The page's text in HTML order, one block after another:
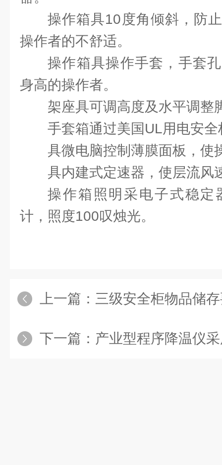
操作箱具10度角倾斜，防
操作者的不舒适。
操作箱具操作手套，手套
身高的操作者。
架座具可调高度及水平调整
手套箱通过美国UL用电安全
具微电脑控制薄膜面板，使
具内建式定速器，使层流风
操作箱照明采电子式稳定
计，照度100叹烛光。
上一篇： 三级安全柜物品储
下一篇： 产业型程序降温仪采用了一种